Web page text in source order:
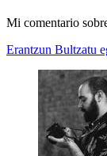
Mi comentario
Erantzun Bultzatu